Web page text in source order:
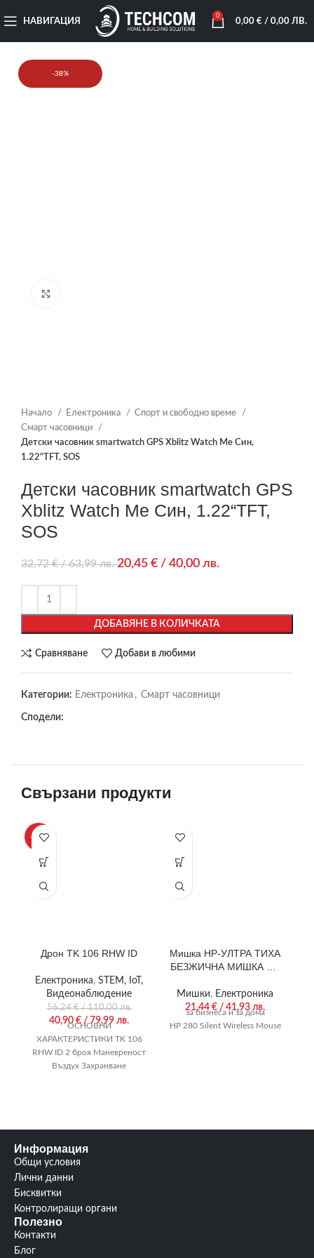
НАВИГАЦИЯ
0
0,00 €/ 0,00 ЛВ.
-38%
Начало Електроника
Спорт и свободно време
Смарт часовници
Детски часовник smartwatch GPS Xblitz Watch Me Син,
1.22“TFT, SOS
Детски часовник smartwatch GPS
Xblitz Watch Me Син, 1.22“TFT,
SOS
32,72€/ 63,99 лв.20,45 € / 40,00 лв.
ДОБАВЯНЕ В КОЛИЧКАТА
Сравняване Добави в любими
Категории: Електроника , Смарт часовници
Сподели:
Свързани продукти
-27%
Дрон TK 106 RHW ID
Електроника, STEM, IoT,
Видеонаблюдение
56,24€/ 110,00 лв.
40,90 €/ 79,99 лв.
ОСНОВНИ
ХАРАКТЕРИСТИКИ TK 106
RHW ID 2 броя Маневреност
Въздух Захранване
Мишка HP-УЛТРА ТИХА
БЕЗЖИЧНА МИШКА ОТ
Мишки, Електроника
21,44 € / 41,93 лв.
за бизнеса и за дома
HP 280 Silent Wireless Mouse
Информация
Общи условия
Лични данни
Бисквитки
Контролиращи органи
Полезно
Контакти
Блог